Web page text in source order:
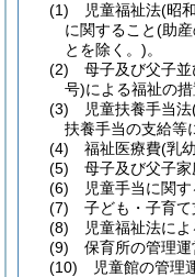
(1)
児童福祉法(昭
に関すること(助
とを除く。)。
(2)
母子及び父子
号)による福祉の措
(3)
児童扶養手当法
扶養手当の支給等
(4)
福祉医療費(乳
(5)
母子及び父子家
(6)
児童手当に関す
(7)
子ども・子育て
(8)
児童福祉法に
(9)
保育所の管理運
(10)
児童館の管理